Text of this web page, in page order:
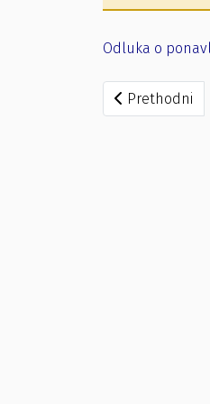
Odluka o
Prethodni
Prethodni